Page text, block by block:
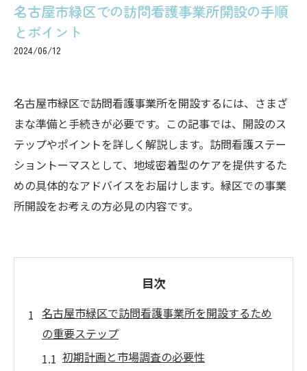
名古屋市緑区での訪問看護事業所開設の手順
とポイント
2024/06/12
名古屋市緑区で訪問看護事業所を開設するには、さまざ
まな準備と手続きが必要です。この記事では、開設のス
テップやポイントを詳しく解説します。訪問看護ステー
ショントーマスとして、地域密着型のケアを提供するた
めの具体的なアドバイスをお届けします。緑区での事業
所開設をお考えの方必見の内容です。
目次
名古屋市緑区で訪問看護事業所を開設するため
の重要ステップ
初期計画と市場調査の必要性